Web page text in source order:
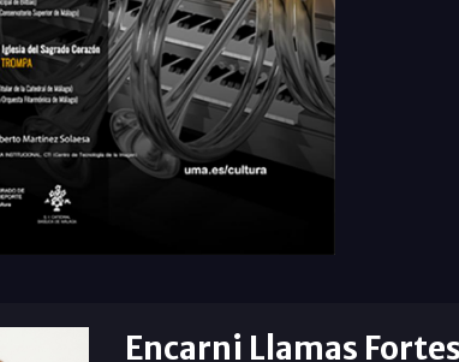
Encarni Llamas Fortes